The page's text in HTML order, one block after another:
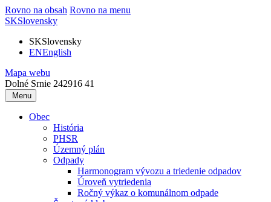
Rovno na obsah Rovno na menu
SKSlovensky
SKSlovensky
ENEnglish
Mapa webu
Dolné Srnie 242916 41
Menu
Obec
História
PHSR
Územný plán
Odpady
Harmonogram vývozu a triedenie odpadov
Úroveň vytriedenia
Ročný výkaz o komunálnom odpade